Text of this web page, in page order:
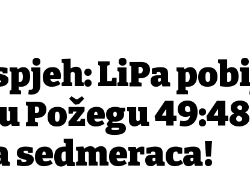
LiPa
sedmeraca!